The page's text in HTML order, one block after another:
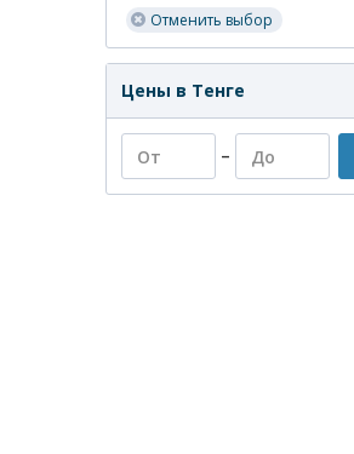
Отменить выбор
Цены в Тенге
–